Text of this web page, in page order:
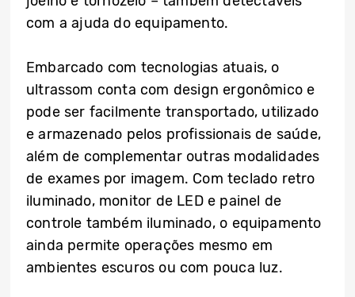
com a ajuda do equipamento.
Embarcado com tecnologias atuais, o
ultrassom conta com design ergonômico e
pode ser facilmente transportado, utilizado
e armazenado pelos profissionais de saúde,
além de complementar outras modalidades
de exames por imagem. Com teclado retro
iluminado, monitor de LED e painel de
controle também iluminado, o equipamento
ainda permite operações mesmo em
ambientes escuros ou com pouca luz.